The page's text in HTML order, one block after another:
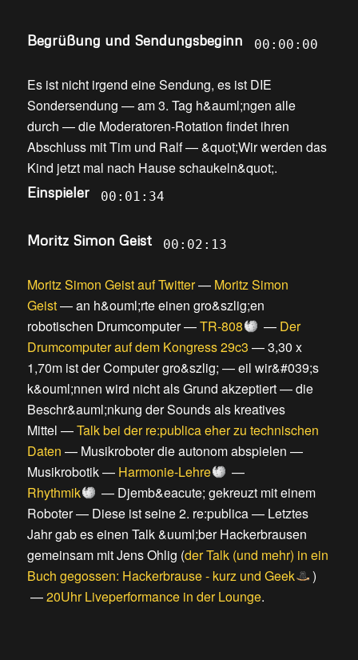
Begrüßung und Sendungsbeginn 00:00:00
Es ist nicht irgend eine Sendung, es ist DIE
Sondersendung —am 3. Tag h&auml;ngen alle
durch —die Moderatoren-Rotation findet ihren
Abschluss mit Tim und Ralf—&quot;Wir werden das
Kind jetzt mal nach Hause schaukeln&quot;.
Einspieler 00:01:34
Moritz Simon Geist 00:02:13
Moritz Simon Geist auf Twitter— Moritz Simon
Geist—an h&ouml;rte einen gro&szlig;en
robotischen Drumcomputer—TR-808 — Der
Drumcomputer auf dem Kongress 29c3 —3,30 x
1,70m ist der Computer gro&szlig; —eil wir&#039;s
k&ouml;nnen wird nicht als Grund akzeptiert—die
Beschr&auml;nkung der Sounds als kreatives
Mittel —Talk bei der re:publica eher zu technischen
Daten — Musikroboter die autonom abspielen —
Musikrobotik— Harmonie-Lehre
—
Rhythmik
— Djemb&eacute; gekreuzt mit einem
Roboter— Diese ist seine 2. re:publica— Letztes
Jahr gab es einen Talk &uuml;ber Hackerbrausen
gemeinsam mit Jens Ohlig (der Talk (und mehr) in ein
Buch gegossen: Hackerbrause - kurz und Geek
)
—20Uhr Liveperformance in der Lounge.